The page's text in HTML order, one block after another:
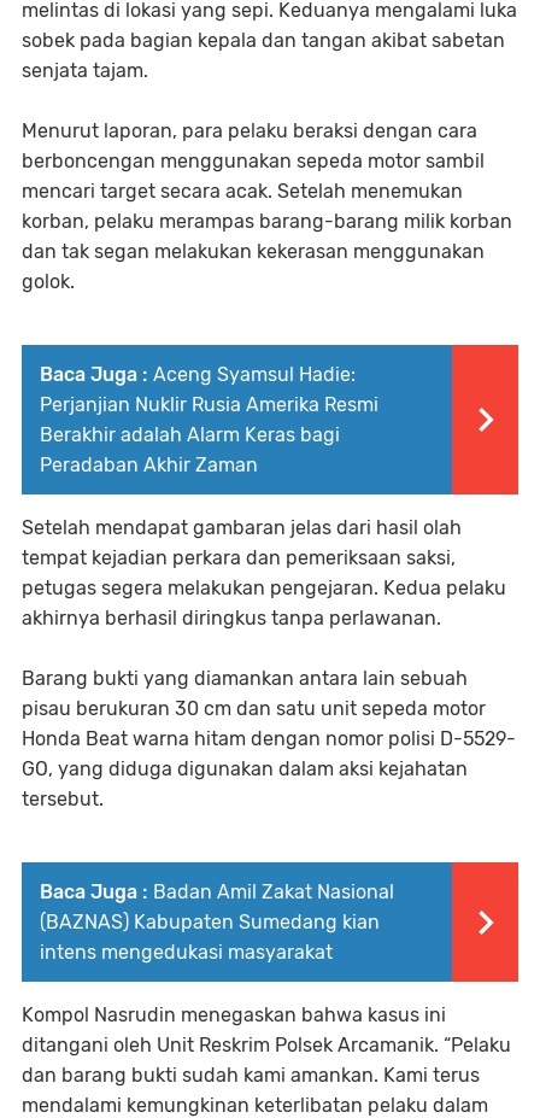
melintas di lokasi yang sepi. Keduanya mengalami luka
sobek pada bagian kepala dan tangan akibat sabetan
senjata tajam.
Menurut laporan, para pelaku beraksi dengan cara
berboncengan menggunakan sepeda motor sambil
mencari target secara acak. Setelah menemukan
korban, pelaku merampas barang-barang milik korban
dan tak segan melakukan kekerasan menggunakan
golok.
Baca Juga : Aceng Syamsul Hadie:
Perjanjian Nuklir Rusia Amerika Resmi
Berakhir adalah Alarm Keras bagi
Peradaban Akhir Zaman
Setelah mendapat gambaran jelas dari hasil olah
tempat kejadian perkara dan pemeriksaan saksi,
petugas segera melakukan pengejaran. Kedua pelaku
akhirnya berhasil diringkus tanpa perlawanan.
Barang bukti yang diamankan antara lain sebuah
pisau berukuran 30 cm dan satu unit sepeda motor
Honda Beat warna hitam dengan nomor polisi D-5529-
GO, yang diduga digunakan dalam aksi kejahatan
tersebut.
Baca Juga : Badan Amil Zakat Nasional
(BAZNAS) Kabupaten Sumedang kian
intens mengedukasi masyarakat
Kompol Nasrudin menegaskan bahwa kasus ini
ditangani oleh Unit Reskrim Polsek Arcamanik. “Pelaku
dan barang bukti sudah kami amankan. Kami terus
mendalami kemungkinan keterlibatan pelaku dalam